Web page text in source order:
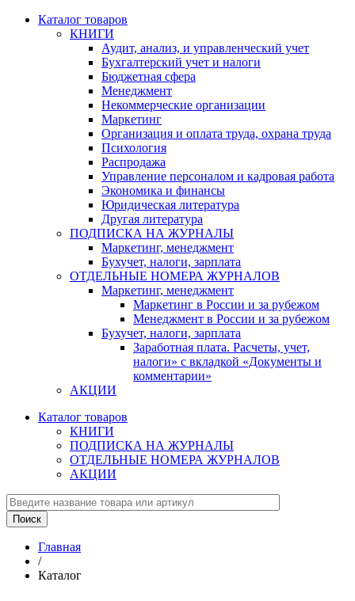
Каталог товаров
КНИГИ
Аудит, анализ, и управленческий учет
Бухгалтерский учет и налоги
Бюджетная сфера
Менеджмент
Некоммерческие организации
Маркетинг
Организация и оплата труда, охрана труда
Психология
Распродажа
Управление персоналом и кадровая работа
Экономика и финансы
Юридическая литература
Другая литература
ПОДПИСКА НА ЖУРНАЛЫ
Маркетинг, менеджмент
Бухучет, налоги, зарплата
ОТДЕЛЬНЫЕ НОМЕРА ЖУРНАЛОВ
Маркетинг, менеджмент
Маркетинг в России и за рубежом
Менеджмент в России и за рубежом
Бухучет, налоги, зарплата
Заработная плата. Расчеты, учет,
налоги» с вкладкой «Документы и
комментарии»
АКЦИИ
Каталог товаров
КНИГИ
ПОДПИСКА НА ЖУРНАЛЫ
ОТДЕЛЬНЫЕ НОМЕРА ЖУРНАЛОВ
АКЦИИ
Главная
/
Каталог